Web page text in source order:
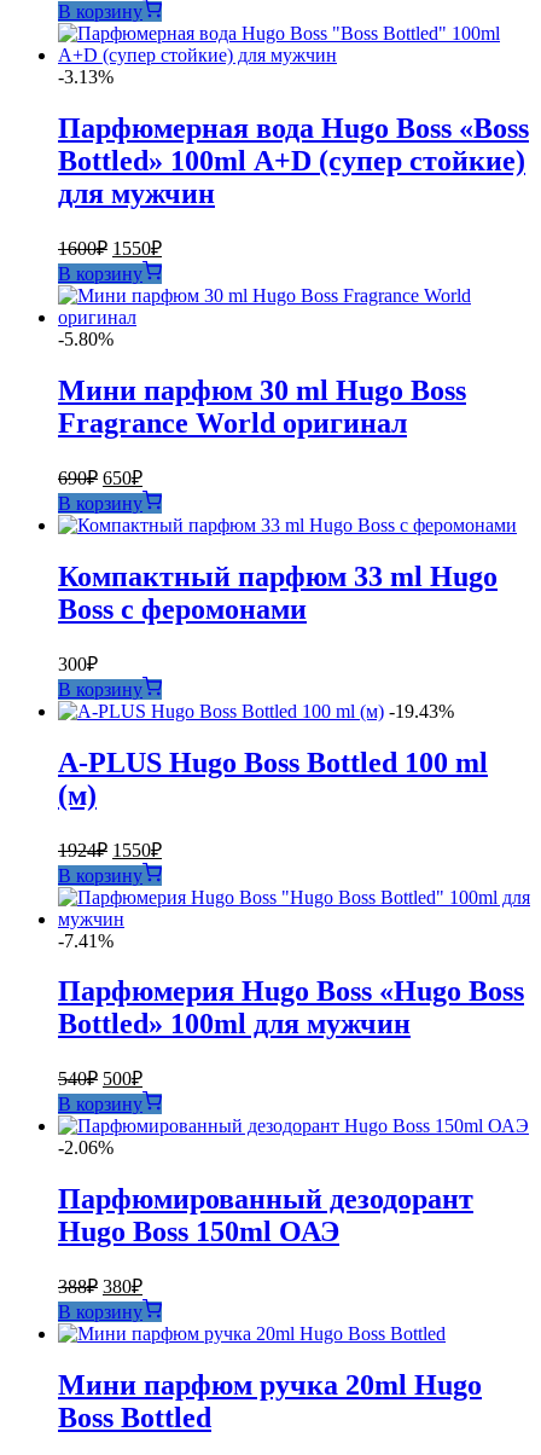
В корзину
-3.13%
Парфюмерная вода Hugo Boss «Boss
Bottled» 100ml А+D (супер стойкие)
для мужчин
1600₽ Первоначальная
цена
составляла
1600₽.
1550₽Текущая
цена:
1550₽.
В корзину
-5.80%
Мини парфюм 30 ml Hugo Boss
Fragrance World оригинал
690₽ Первоначальная
цена
составляла
650₽Текущая
цена:
650₽.
В корзину
Компактный парфюм 33 ml Hugo
Boss с феромонами
300₽
В корзину
-19.43%
A-PLUS Hugo Boss Bottled 100 ml
(м)
1924₽ Первоначальная
цена
составляла
1924₽.
1550₽Текущая
цена:
1550₽.
В корзину
-7.41%
Парфюмерия Hugo Boss «Hugo Boss
Bottled» 100ml для мужчин
540₽ Первоначальная
цена
составляла
540₽.
500₽Текущая
цена:
500₽.
В корзину
-2.06%
Парфюмированный дезодорант
Hugo Boss 150ml ОАЭ
388₽ Первоначальная
цена
составляла
380₽Текущая
цена:
380₽.
В корзину
Мини парфюм ручка 20ml Hugo
Boss Bottled